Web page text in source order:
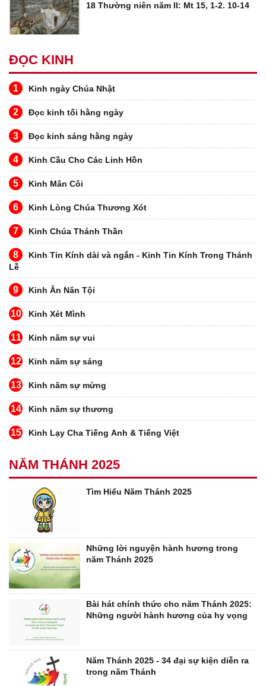
18 Thường niên năm II: Mt 15, 1-2. 10-14
ĐỌC KINH
1 Kinh ngày Chúa Nhật
2 Đọc kinh tối hằng ngày
3 Đọc kinh sáng hằng ngày
4 Kinh Cầu Cho Các Linh Hồn
5 Kinh Mân Côi
6 Kinh Lòng Chúa Thương Xót
7 Kinh Chúa Thánh Thần
8
Kinh Tin Kính dài và ngắn - Kinh Tin Kính Trong Thánh
Lễ
9 Kinh Ăn Năn Tội
10 Kinh Xét Mình
11 Kinh năm sự vui
12 Kinh năm sự sáng
13 Kinh năm sự mừng
14 Kinh năm sự thương
15 Kinh Lạy Cha Tiếng Anh & Tiếng Việt
NĂM THÁNH 2025
Tìm Hiểu Năm Thánh 2025
Những lời nguyện hành hương trong
năm Thánh 2025
Bài hát chính thức cho năm Thánh 2025:
Những người hành hương của hy vọng
Năm Thánh 2025 - 34 đại sự kiện diễn ra
trong năm Thánh